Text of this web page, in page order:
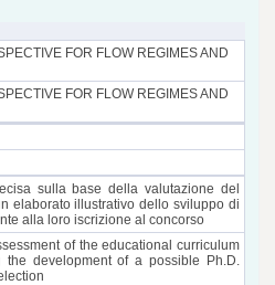
FOR FLOW REGIMES AND
FOR FLOW REGIMES AND
sulla base della valutazione del
elaborato illustrativo dello sviluppo di
alla loro iscrizione al concorso
of the educational curriculum
the development of a possible Ph.D.